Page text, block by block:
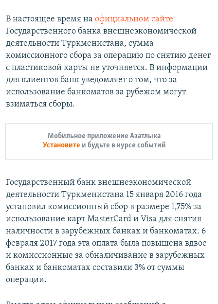
В настоящее время на официальном сайте
Государственного банка внешнеэкономической
деятельности Туркменистана, сумма
комиссионного сбора за операцию по снятию денег
с пластиковой карты не уточняется. В информации
для клиентов банк уведомляет о том, что за
использование банкоматов за рубежом могут
взиматься сборы.
Мобильное приложение Азатлыка
Установите и будьте в курсе событий
Государственный банк внешнеэкономической
деятельности Туркменистана 15 января 2016 года
установил комиссионный сбор в размере 1,75% за
использование карт MasterCard и Visa для снятия
наличности в зарубежных банках и банкоматах. 6
февраля 2017 года эта оплата была повышена вдвое
и комиссионные за обналичивание в зарубежных
банках и банкоматах составили 3% от суммы
операции.